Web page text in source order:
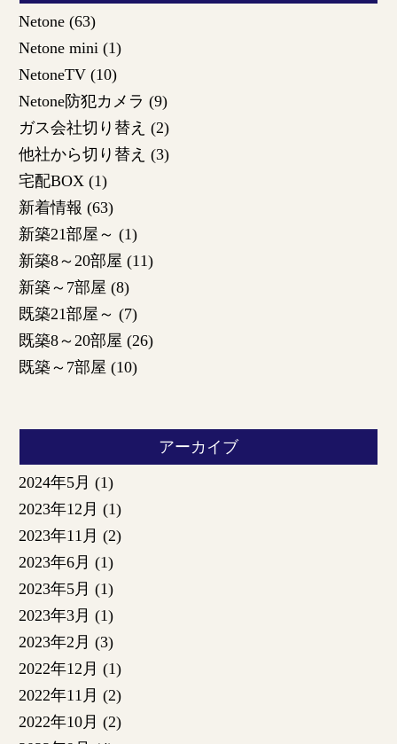
Netone (63)
Netone mini (1)
NetoneTV (10)
Netone防犯カメラ (9)
ガス会社切り替え (2)
他社から切り替え (3)
宅配BOX (1)
新着情報 (63)
新築21部屋～ (1)
新築8～20部屋 (11)
新築～7部屋 (8)
既築21部屋～ (7)
既築8～20部屋 (26)
既築～7部屋 (10)
アーカイブ
2024年5月 (1)
2023年12月 (1)
2023年11月 (2)
2023年6月 (1)
2023年5月 (1)
2023年3月 (1)
2023年2月 (3)
2022年12月 (1)
2022年11月 (2)
2022年10月 (2)